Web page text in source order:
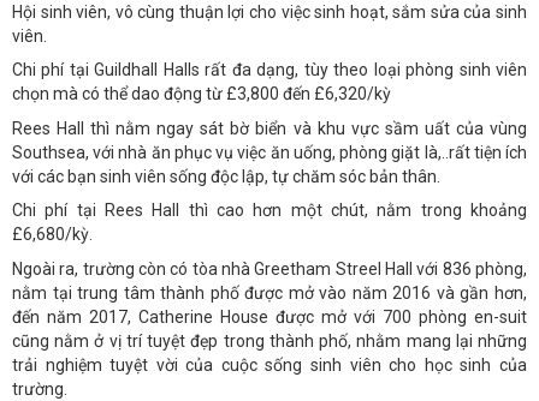
Hội sinh viên, vô cùng thuận lợi cho việc sinh hoạt, sắm sửa của sinh
viên.
Chi phí tại Guildhall Halls rất đa dạng, tùy theo loại phòng sinh viên
chọn mà có thể dao động từ £3,800 đến £6,320/kỳ
Rees Hall thì nằm ngay sát bờ biển và khu vực sầm uất của vùng
Southsea, với nhà ăn phục vụ việc ăn uống, phòng giặt là,..rất tiện ích
với các bạn sinh viên sống độc lập, tự chăm sóc bản thân.
Chi phí tại Rees Hall thì cao hơn một chút, nằm trong khoảng
£6,680/kỳ.
Ngoài ra, trường còn có tòa nhà Greetham Streel Hall với 836 phòng,
nằm tại trung tâm thành phố được mở vào năm 2016 và gần hơn,
đến năm 2017, Catherine House được mở với 700 phòng en-suit
cũng nằm ở vị trí tuyệt đẹp trong thành phố, nhằm mang lại những
trải nghiệm tuyệt vời của cuộc sống sinh viên cho học sinh của
trường.